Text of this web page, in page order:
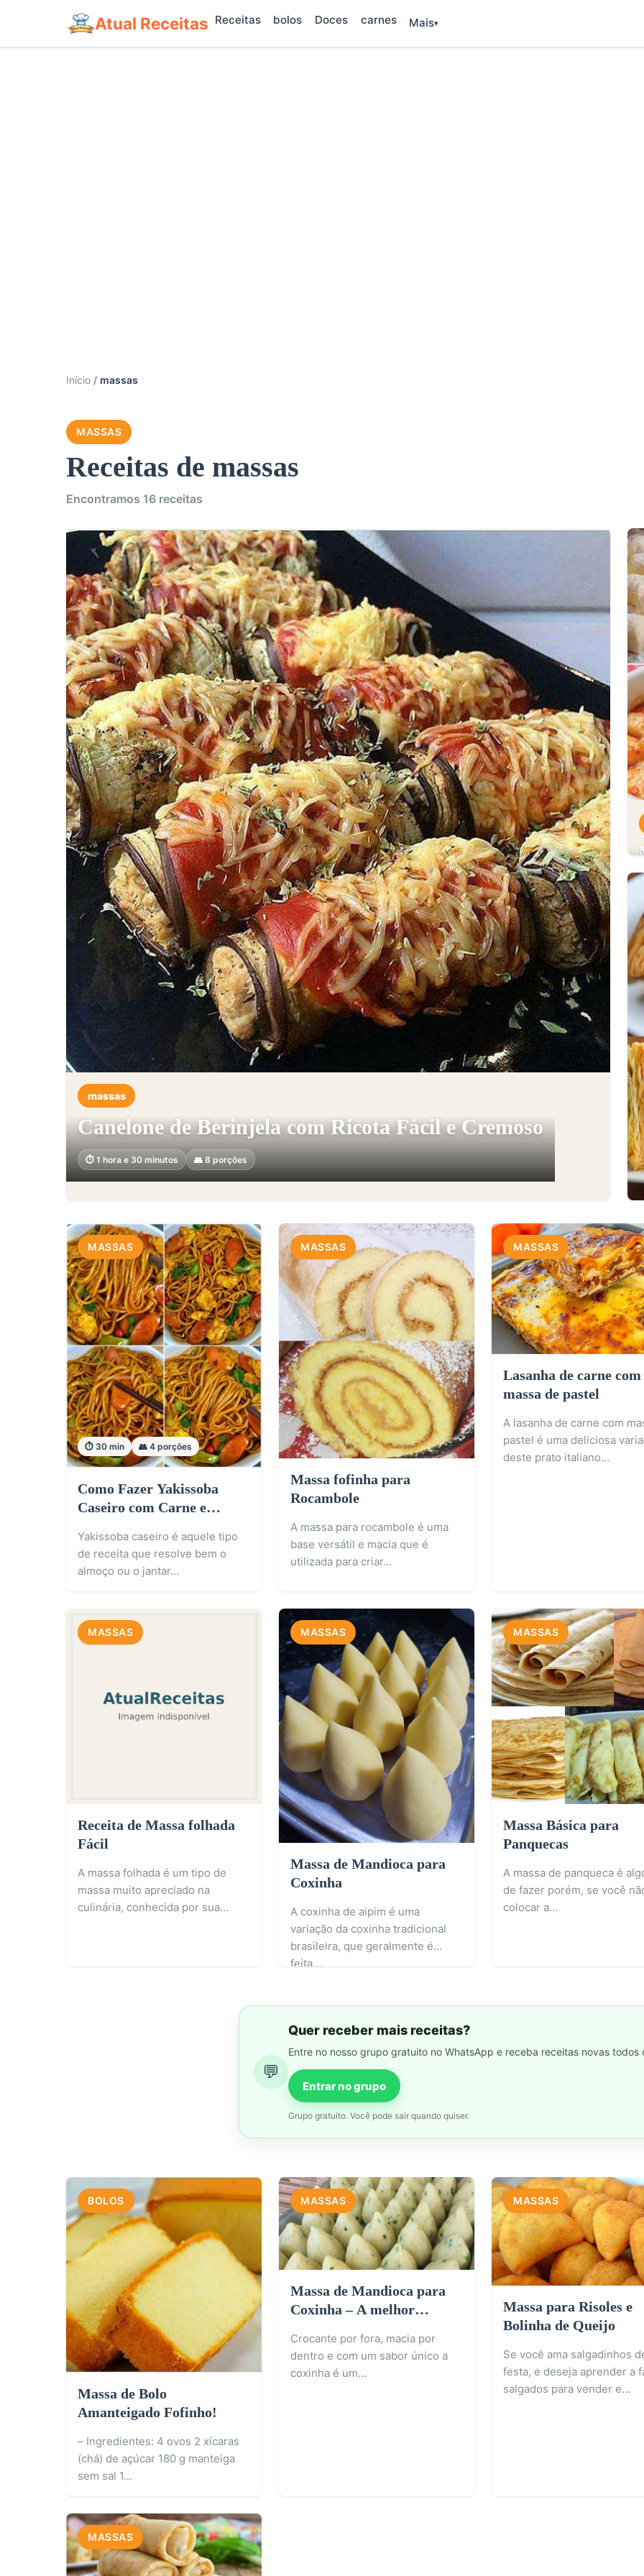
Atual Receitas Receitas bolos Doces carnes Mais
Início massas
MASSAS
Receitas de massas
Encontramos 16 receitas
massas
Canelone de Berinjela com Ricota Fácil e Cremoso
⏱️ 1 hora e 30 minutos 👥 8 porções
MASSAS
⏱️ 30 min 👥 4 porções
Como Fazer Yakissoba
Caseiro com Carne e
Yakissoba caseiro é aquele tipo
de receita que resolve bem o
almoço ou o jantar…
MASSAS
Massa fofinha para
Rocambole
A massa para rocambole é uma
base versátil e macia que é
utilizada para criar…
MASSAS
Lasanha de carne com
massa de pastel
A lasanha de carne com
pastel é uma deliciosa
deste prato italiano…
MASSAS
Receita de Massa folhada
Fácil
A massa folhada é um tipo de
massa muito apreciado na
culinária, conhecida por sua…
MASSAS
Massa de Mandioca para
Coxinha
A coxinha de aipim é uma
variação da coxinha tradicional
brasileira, que geralmente é
feita…
MASSAS
Massa Básica para
Panquecas
A massa de panqueca é
de fazer porém, se você
colocar a…
💬
Quer receber mais receitas?
Entre no nosso grupo gratuito no WhatsApp e receba receitas novas todos
Entrar no grupo
Grupo gratuito. Você pode sair quando quiser.
BOLOS
Massa de Bolo
Amanteigado Fofinho!
– Ingredientes: 4 ovos 2 xícaras
(chá) de açúcar 180 g manteiga
sem sal 1…
MASSAS
Massa de Mandioca para
Coxinha – A melhor
Crocante por fora, macia por
dentro e com um sabor único a
coxinha é um…
MASSAS
Massa para Risoles e
Bolinha de Queijo
Se você ama salgadinhos
festa, e deseja aprender a
salgados para vender e…
MASSAS